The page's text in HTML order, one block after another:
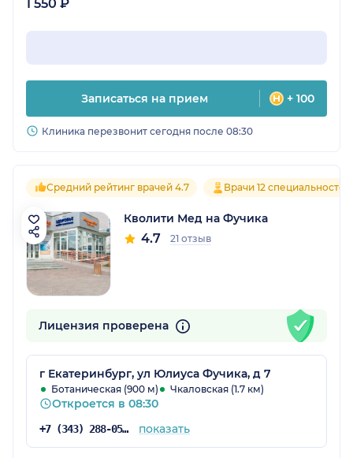
1 550 ₽
Записаться на прием + 100
Клиника перезвонит сегодня после 08:30
Средний рейтинг врачей 4.7 Врачи 12 специальностей
Кволити Мед на Фучика
4.7 21 отзыв
Лицензия проверена
г Екатеринбург, ул Юлиуса Фучика, д 7
Ботаническая (900 м) Чкаловская (1.7 км)
Откроется в 08:30
+7 (343) 288-05-91 показать